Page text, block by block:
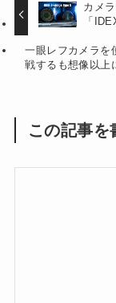
カメ
「
一眼レフカメラを
戦するも想像以上
この記事を